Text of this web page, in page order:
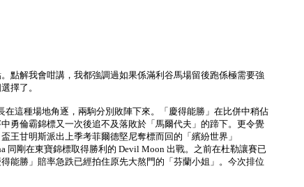
點解我會咁講，我都強調過如果係滿利谷馬場留後跑係極需要強
擇了。
這種場地角逐，兩駒分別敗陣下來。「慶得能勝」在比併中稍佔
勇倫霸錦標又一次後追不及落敗於「馬爾代夫」的蹄下。更令覺
王甘明斯派出上季考菲爾德堅尼奪標而回的「繽紛世界」
同剛在東寶錦標取得勝利的 Devil Moon 出戰。之前在杜勒讓賽已
能勝」賠率急跌已經拍住原先大熬門的「芬蘭小姐」。今次排位